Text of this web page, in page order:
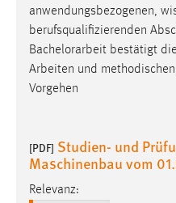
anwendungsbezogenen,
berufsqualifizierenden
Bachelorarbeit bestätigt
Arbeiten und
Vorgehen
[PDF] Studien- und
Maschinenbau vom
Relevanz:
Anbieter:
Facebook
Zweck:
3 Monate